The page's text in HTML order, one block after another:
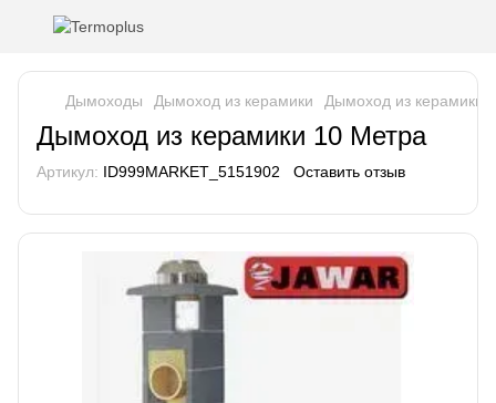
Дымоходы Дымоход из керамики Дымоход из керамики
Дымоход из керамики 10 Метра
Артикул: ID999MARKET_5151902 Оставить отзыв